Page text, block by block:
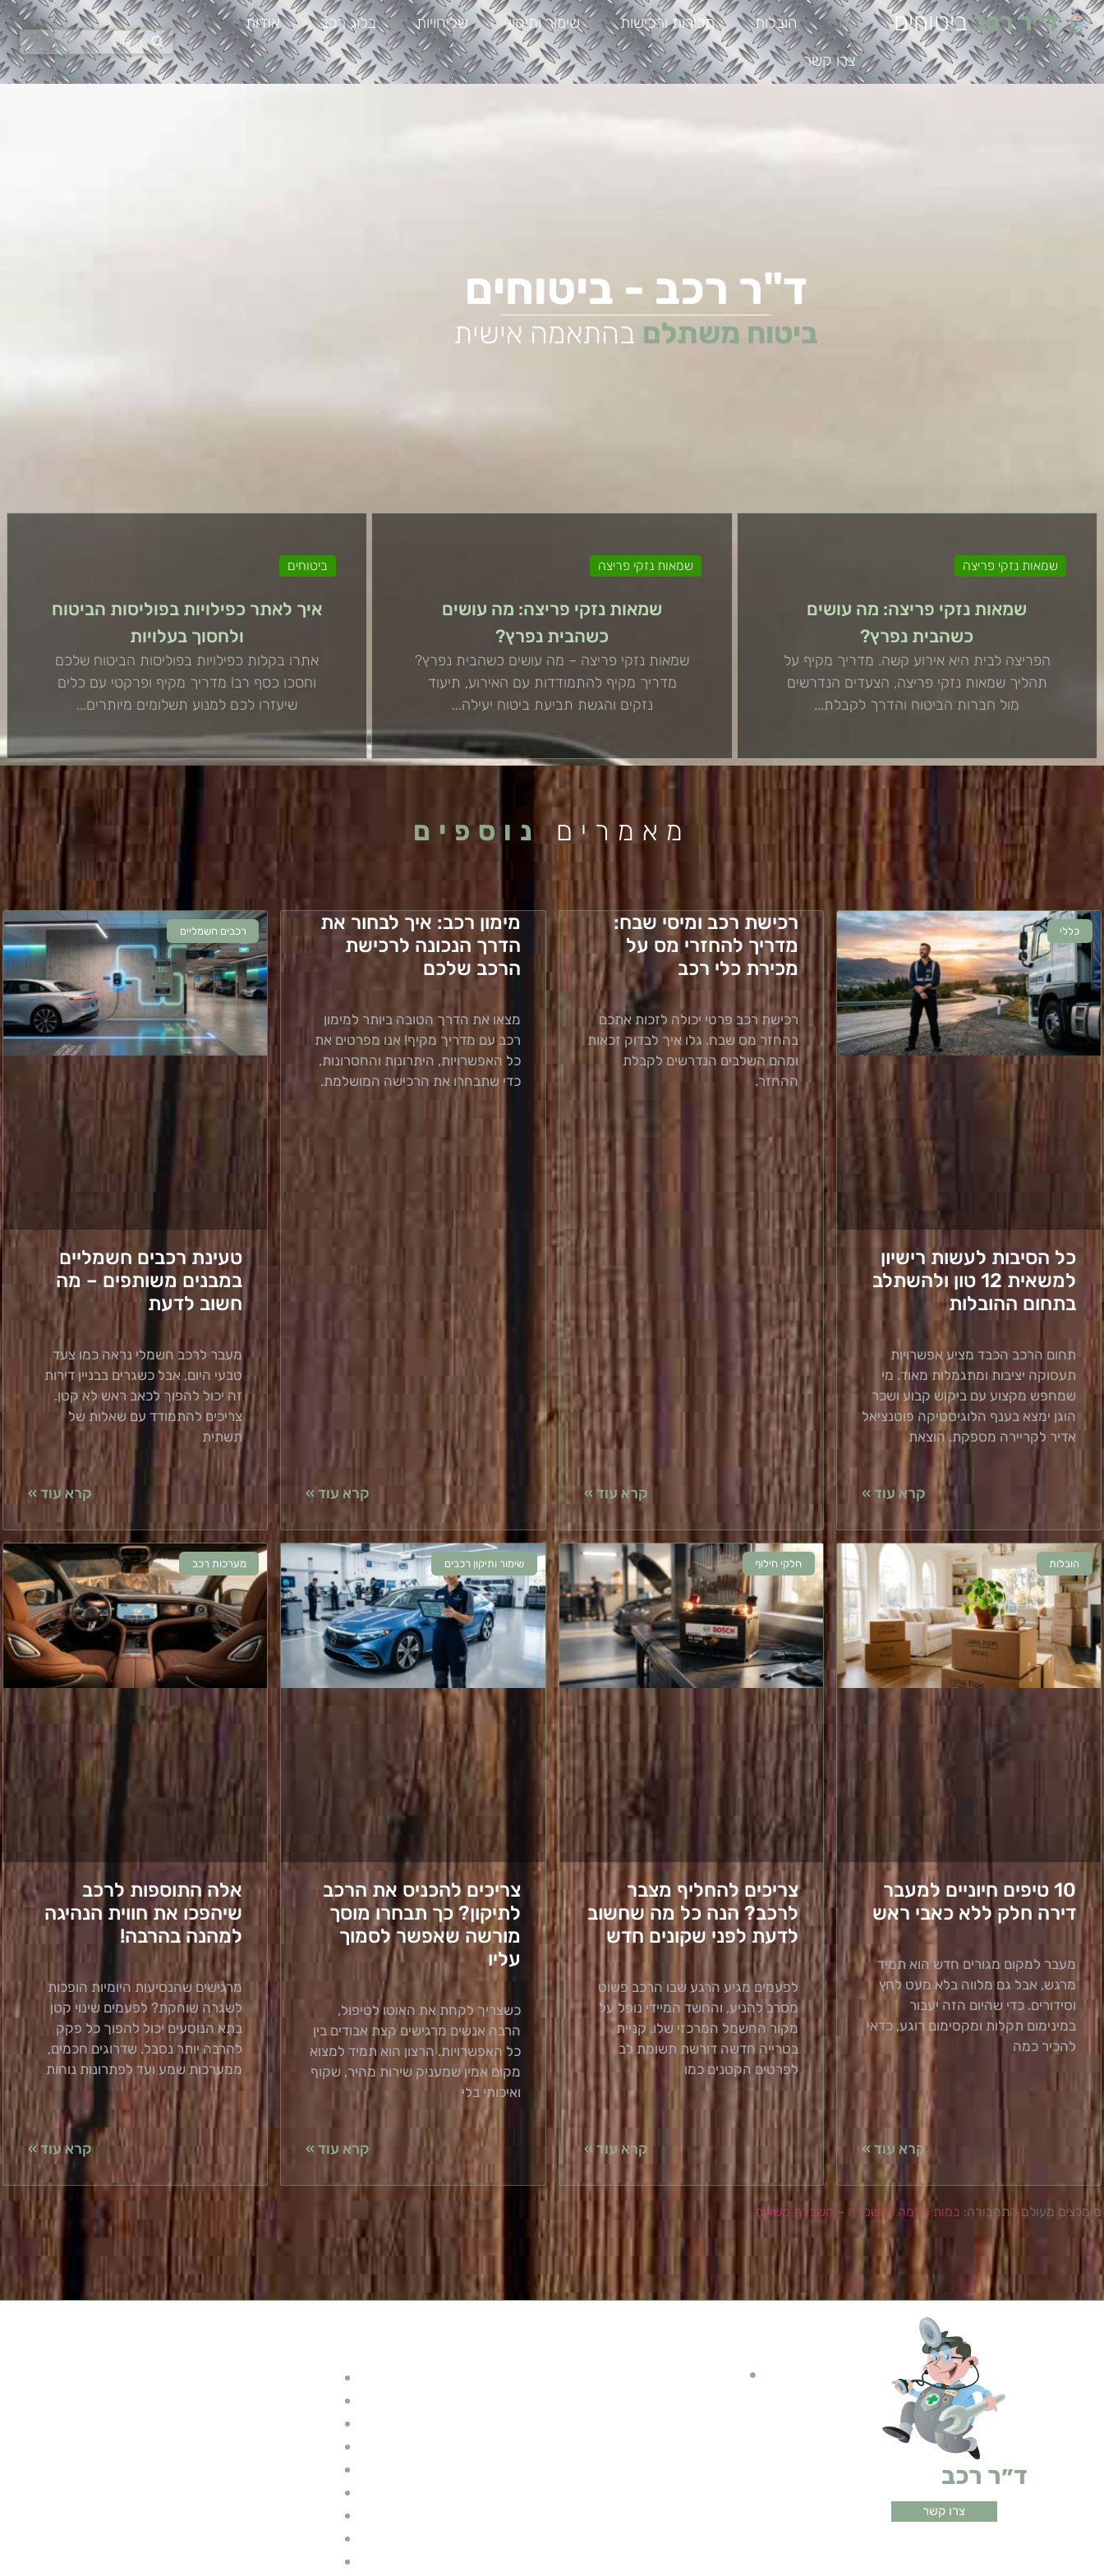
ד״ר רכבביטוחים בית הובלות מכירות ורכישות שימור ותיקון שליחויות בלוג רכב
אודות
צרו קשר
ד"ר רכב - ביטוחים
ביטוח משתלם בהתאמה אישית
שמאות נזקי פריצה
שמאות נזקי פריצה: מה עושים
כשהבית נפרץ?
הפריצה לבית היא אירוע קשה. מדריך מקיף על
תהליך שמאות נזקי פריצה, הצעדים הנדרשים
מול חברות הביטוח והדרך לקבלת...
שמאות נזקי פריצה
שמאות נזקי פריצה: מה עושים
כשהבית נפרץ?
שמאות נזקי פריצה – מה עושים כשהבית נפרץ?
מדריך מקיף להתמודדות עם האירוע, תיעוד
נזקים והגשת תביעת ביטוח יעילה...
ביטוחים
איך לאתר כפילויות בפוליסות הביטוח
ולחסוך בעלויות
אתרו בקלות כפילויות בפוליסות הביטוח שלכם
וחסכו כסף רב! מדריך מקיף ופרקטי עם כלים
שיעזרו לכם למנוע תשלומים מיותרים...
מאמרים נוספים
כללי
כל הסיבות לעשות רישיון
למשאית 12 טון ולהשתלב
בתחום ההובלות
תחום הרכב הכבד מציע אפשרויות
תעסוקה יציבות ומתגמלות מאוד. מי
שמחפש מקצוע עם ביקוש קבוע ושכר
הוגן ימצא בענף הלוגיסטיקה פוטנציאל
אדיר לקריירה מספקת. הוצאת
קרא עוד »
רכישת רכב ומיסי שבח:
מדריך להחזרי מס על
מכירת כלי רכב
רכישת רכב פרטי יכולה לזכות אתכם
בהחזר מס שבח. גלו איך לבדוק זכאות
ומהם השלבים הנדרשים לקבלת
ההחזר.
קרא עוד »
מימון רכב: איך לבחור את
הדרך הנכונה לרכישת
הרכב שלכם
מצאו את הדרך הטובה ביותר למימון
רכב עם מדריך מקיף! אנו מפרטים את
כל האפשרויות, היתרונות והחסרונות,
כדי שתבחרו את הרכישה המושלמת.
קרא עוד »
רכבים חשמליים
טעינת רכבים חשמליים
במבנים משותפים – מה
חשוב לדעת
מעבר לרכב חשמלי נראה כמו צעד
טבעי היום, אבל כשגרים בבניין דירות
זה יכול להפוך לכאב ראש לא קטן.
צריכים להתמודד עם שאלות של
תשתית
קרא עוד »
הובלות
10 טיפים חיוניים למעבר
דירה חלק ללא כאבי ראש
מעבר למקום מגורים חדש הוא תמיד
מרגש, אבל גם מלווה בלא מעט לחץ
וסידורים. כדי שהיום הזה יעבור
במינימום תקלות ומקסימום רוגע, כדאי
להכיר כמה
קרא עוד »
חלקי חילוף
צריכים להחליף מצבר
לרכב? הנה כל מה שחשוב
לדעת לפני שקונים חדש
לפעמים מגיע הרגע שבו הרכב פשוט
מסרב להניע, והחשד המיידי נופל על
מקור החשמל המרכזי שלו. קניית
בטרייה חדשה דורשת תשומת לב
לפרטים הקטנים כמו
קרא עוד »
שימור ותיקון רכבים
צריכים להכניס את הרכב
לתיקון? כך תבחרו מוסך
מורשה שאפשר לסמוך
עליו
כשצריך לקחת את האוטו לטיפול,
הרבה אנשים מרגישים קצת אבודים בין
כל האפשרויות. הרצון הוא תמיד למצוא
מקום אמין שמעניק שירות מהיר, שקוף
ואיכותי בלי
קרא עוד »
מערכות רכב
אלה התוספות לרכב
שיהפכו את חווית הנהיגה
למהנה בהרבה!
מרגישים שהנסיעות היומיות הופכות
לשגרה שוחקת? לפעמים שינוי קטן
בתא הנוסעים יכול להפוך כל פקק
להרבה יותר נסבל. שדרוגים חכמים,
ממערכות שמע ועד לפתרונות נוחות
קרא עוד »
מומלצים מעולם התחבורה: במות הרמה להשכרה – השכרת משאית
ד״ר רכב
צרו קשר